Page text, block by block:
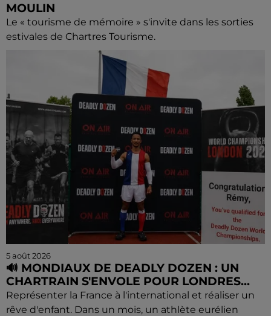
MOULIN
Le « tourisme de mémoire » s'invite dans les sorties
estivales de Chartres Tourisme.
5 août 2026
🔊 MONDIAUX DE DEADLY DOZEN : UN
CHARTRAIN S'ENVOLE POUR LONDRES...
Représenter la France à l'international et réaliser un
rêve d'enfant. Dans un mois, un athlète eurélien